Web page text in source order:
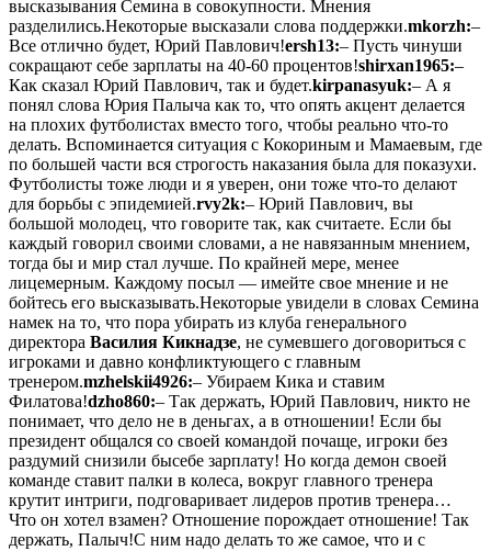
высказывания Семина в совокупности. Мнения
разделились.Некоторые высказали слова поддержки.mkorzh:–
Все отлично будет, Юрий Павлович!ersh13:– Пусть чинуши
сокращают себе зарплаты на 40-60 процентов!shirxan1965:–
Как сказал Юрий Павлович, так и будет.kirpanasyuk:– А я
понял слова Юрия Палыча как то, что опять акцент делается
на плохих футболистах вместо того, чтобы реально что-то
делать. Вспоминается ситуация с Кокориным и Мамаевым, где
по большей части вся строгость наказания была для показухи.
Футболисты тоже люди и я уверен, они тоже что-то делают
для борьбы с эпидемией.rvy2k:– Юрий Павлович, вы
большой молодец, что говорите так, как считаете. Если бы
каждый говорил своими словами, а не навязанным мнением,
тогда бы и мир стал лучше. По крайней мере, менее
лицемерным. Каждому посыл — имейте свое мнение и не
бойтесь его высказывать.Некоторые увидели в словах Семина
намек на то, что пора убирать из клуба генерального
директора Василия Кикнадзе, не сумевшего договориться с
игроками и давно конфликтующего с главным
тренером.mzhelskii4926:– Убираем Кика и ставим
Филатова!dzho860:– Так держать, Юрий Павлович, никто не
понимает, что дело не в деньгах, а в отношении! Если бы
президент общался со своей командой почаще, игроки без
раздумий снизили бысебе зарплату! Но когда демон своей
команде ставит палки в колеса, вокруг главного тренера
крутит интриги, подговаривает лидеров против тренера…
Что он хотел взамен? Отношение порождает отношение! Так
держать, Палыч!С ним надо делать то же самое, что и с